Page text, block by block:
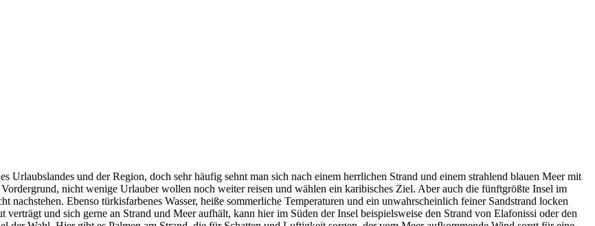
und der Region, doch sehr häufig sehnt man sich nach einem herrlichen Strand und einem strahlend blauen Meer mit
nicht wenige Urlauber wollen noch weiter reisen und wählen ein karibisches Ziel. Aber auch die fünftgrößte Insel im
Ebenso türkisfarbenes Wasser, heiße sommerliche Temperaturen und ein unwahrscheinlich feiner Sandstrand locken
und sich gerne an Strand und Meer aufhält, kann hier im Süden der Insel beispielsweise den Strand von Elafonissi oder den